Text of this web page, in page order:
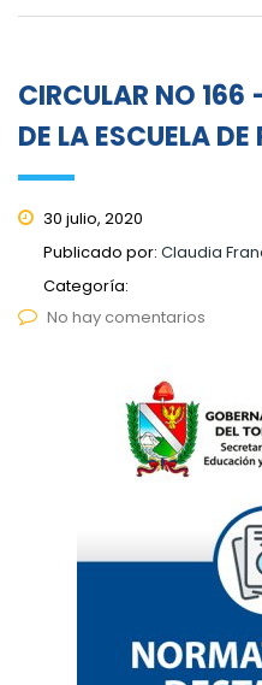
CIRCULAR NO 166
DE LA ESCUELA DE
30 julio, 2020
Publicado por: Claudia
Categoría:
No hay comentarios